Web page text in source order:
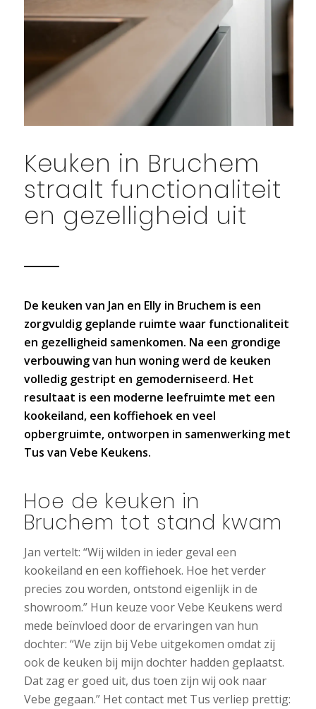
Keuken in Bruchem
straalt functionaliteit
en gezelligheid uit
De keuken van Jan en Elly in Bruchem is een
zorgvuldig geplande ruimte waar functionaliteit
en gezelligheid samenkomen. Na een grondige
verbouwing van hun woning werd de keuken
volledig gestript en gemoderniseerd. Het
resultaat is een moderne leefruimte met een
kookeiland, een koffiehoek en veel
opbergruimte, ontworpen in samenwerking met
Tus van Vebe Keukens.
Hoe de keuken in
Bruchem tot stand kwam
Jan vertelt: “Wij wilden in ieder geval een
kookeiland en een koffiehoek. Hoe het verder
precies zou worden, ontstond eigenlijk in de
showroom.” Hun keuze voor Vebe Keukens werd
mede beïnvloed door de ervaringen van hun
dochter: “We zijn bij Vebe uitgekomen omdat zij
ook de keuken bij mijn dochter hadden geplaatst.
Dat zag er goed uit, dus toen zijn wij ook naar
Vebe gegaan.” Het contact met Tus verliep prettig: